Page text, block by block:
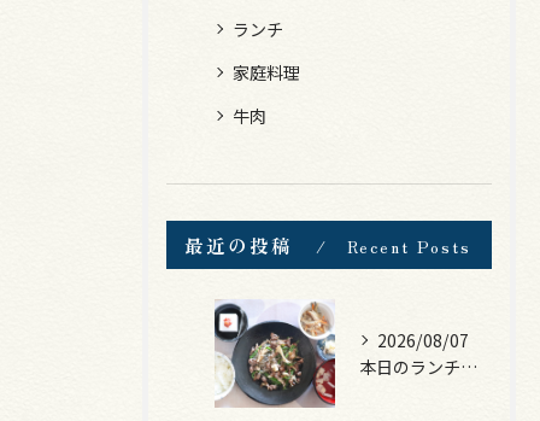
ランチ
家庭料理
牛肉
最近の投稿 Recent Posts
2026/08/07
本日のランチは、黒毛和牛のチャプチェ！